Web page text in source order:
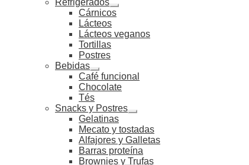
Refrigerados
Cárnicos
Lácteos
Lácteos veganos
Tortillas
Postres
Bebidas
Café funcional
Chocolate
Tés
Snacks y Postres
Gelatinas
Mecato y tostadas
Alfajores y Galletas
Barras proteína
Brownies y Trufas